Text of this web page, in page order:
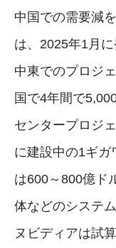
中国での需要減
は、2025年1月
中東でのプロジ
国で4年間で
センタープロジ
に建設中の1ギガ
は600～800億ド
体などのシステ
ヌビディアは試